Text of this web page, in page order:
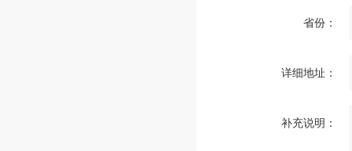
省份：
详细地址：
补充说明：